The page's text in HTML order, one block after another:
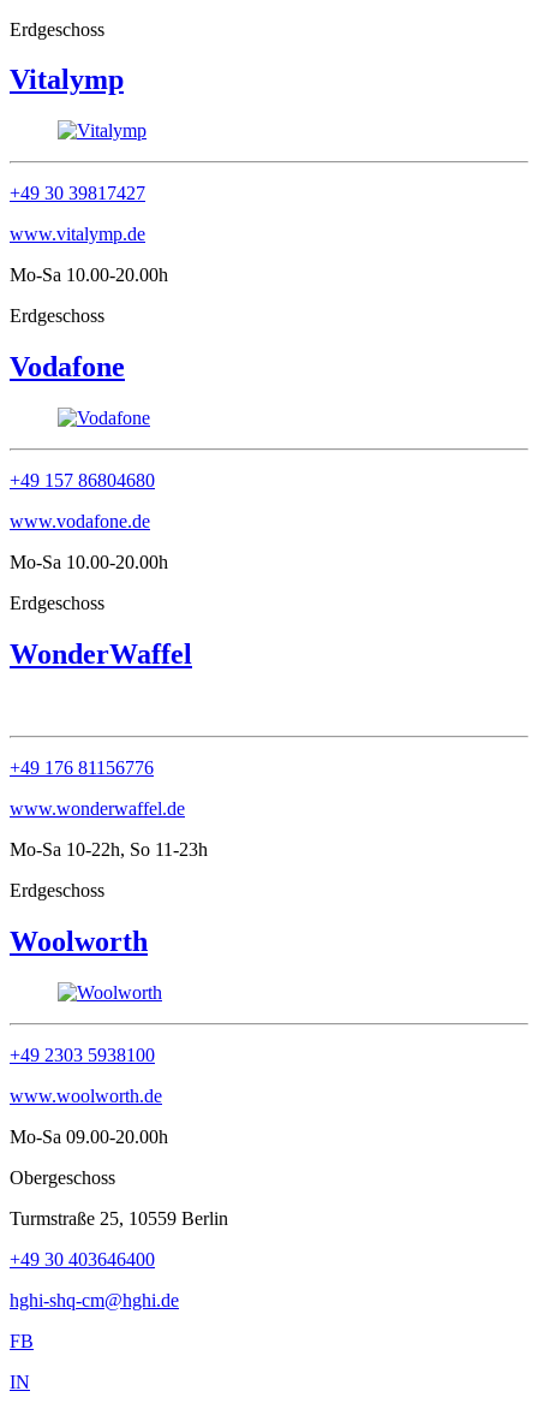
Erdgeschoss
Vitalymp
+49 30 39817427
www.vitalymp.de
Mo-Sa 10.00-20.00h
Erdgeschoss
Vodafone
+49 157 86804680
www.vodafone.de
Mo-Sa 10.00-20.00h
Erdgeschoss
WonderWaffel
+49 176 81156776
www.wonderwaffel.de
Mo-Sa 10-22h, So 11-23h
Erdgeschoss
Woolworth
+49 2303 5938100
www.woolworth.de
Mo-Sa 09.00-20.00h
Obergeschoss
Turmstraße 25, 10559 Berlin
+49 30 403646400
hghi-shq-cm@hghi.de
FB
IN